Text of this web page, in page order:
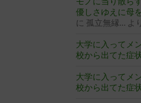
優しさゆえに母
に 孤立無縁… より
大学に入ってメ
校から出てた症
大学に入ってメ
校から出てた症